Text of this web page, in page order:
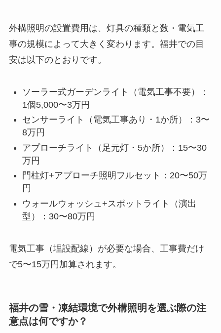
外構照明の設置費用は、灯具の種類と数・電気工
事の規模によって大きく変わります。福井での目
安は以下のとおりです。
ソーラー式ガーデンライト（電気工事不要）：
1個5,000〜3万円
センサーライト（電気工事あり・1か所）：3〜
8万円
アプローチライト（足元灯・5か所）：15〜30
万円
門柱灯+アプローチ照明フルセット：20〜50万
円
ウォールウォッシュ+スポットライト（演出
型）：30〜80万円
電気工事（埋設配線）が必要な場合、工事費だけ
で5〜15万円加算されます。
福井の雪・凍結環境で外構照明を選ぶ際の注
意点は何ですか？